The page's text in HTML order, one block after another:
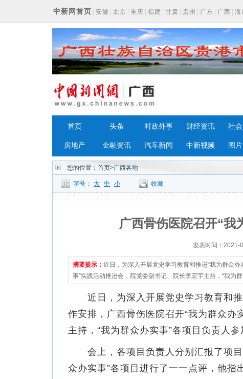
中新网首页 安徽 北京 重庆 福建 甘肃 贵州 广东 广西 海
首页 头条 时政外事 财经资讯 社
房地产 金融资讯 汽车新闻 中新视频 图
您的位置： 首页>广西各地
字号： 大 中 小 收藏
广西骨伤医院召开“我
发表时间：2021-
摘要提示： 近日，为深入开展党史学习教育和推进“我为群众
事”实践活动推进会，院党委副书记、院长李宏宇主持，“我为群
近日，为深入开展党史学习教育和推
作安排，广西骨伤医院召开“我为群众办
主持，“我为群众办实事”各项目负责人参
会上，各项目负责人分别汇报了项目
众办实事”各项目进行了一一点评，他指